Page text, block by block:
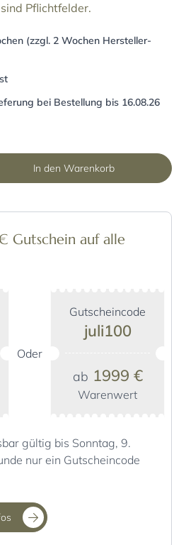
Pflichtfelder.
(zzgl. 2 Wochen Hersteller-
bei Bestellung bis 16.08.26
In den Warenkorb
auf alle
Oder
Gutscheincode
juli100
ab 1999 €
Warenwert
gültig bis Sonntag, 9.
nur ein Gutscheincode